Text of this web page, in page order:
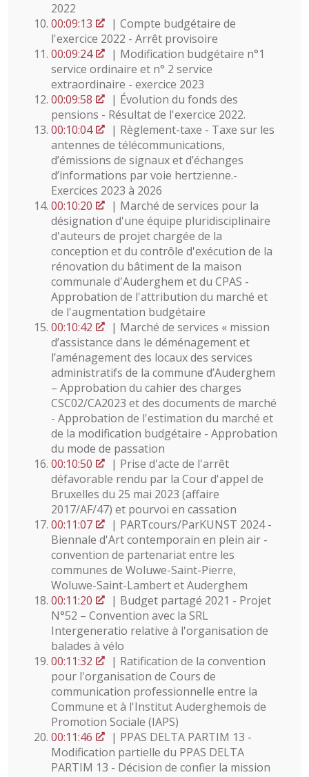
2022
00:09:13
| Compte budgétaire de
l'exercice 2022 - Arrêt provisoire
00:09:24
| Modification budgétaire n°1
service ordinaire et n° 2 service
extraordinaire - exercice 2023
00:09:58
| Évolution du fonds des
pensions - Résultat de l'exercice 2022.
00:10:04
| Règlement-taxe - Taxe sur les
antennes de télécommunications,
d’émissions de signaux et d’échanges
d’informations par voie hertzienne.-
Exercices 2023 à 2026
00:10:20
| Marché de services pour la
désignation d'une équipe pluridisciplinaire
d'auteurs de projet chargée de la
conception et du contrôle d'exécution de la
rénovation du bâtiment de la maison
communale d'Auderghem et du CPAS -
Approbation de l'attribution du marché et
de l'augmentation budgétaire
00:10:42
| Marché de services « mission
d’assistance dans le déménagement et
l’aménagement des locaux des services
administratifs de la commune d’Auderghem
– Approbation du cahier des charges
CSC02/CA2023 et des documents de marché
- Approbation de l'estimation du marché et
de la modification budgétaire - Approbation
du mode de passation
00:10:50
| Prise d'acte de l'arrêt
défavorable rendu par la Cour d'appel de
Bruxelles du 25 mai 2023 (affaire
2017/AF/47) et pourvoi en cassation
00:11:07
| PARTcours/ParKUNST 2024 -
Biennale d'Art contemporain en plein air -
convention de partenariat entre les
communes de Woluwe-Saint-Pierre,
Woluwe-Saint-Lambert et Auderghem
00:11:20
| Budget partagé 2021 - Projet
N°52 – Convention avec la SRL
Intergeneratio relative à l'organisation de
balades à vélo
00:11:32
| Ratification de la convention
pour l'organisation de Cours de
communication professionnelle entre la
Commune et à l'Institut Auderghemois de
Promotion Sociale (IAPS)
00:11:46
| PPAS DELTA PARTIM 13 -
Modification partielle du PPAS DELTA
PARTIM 13 - Décision de confier la mission